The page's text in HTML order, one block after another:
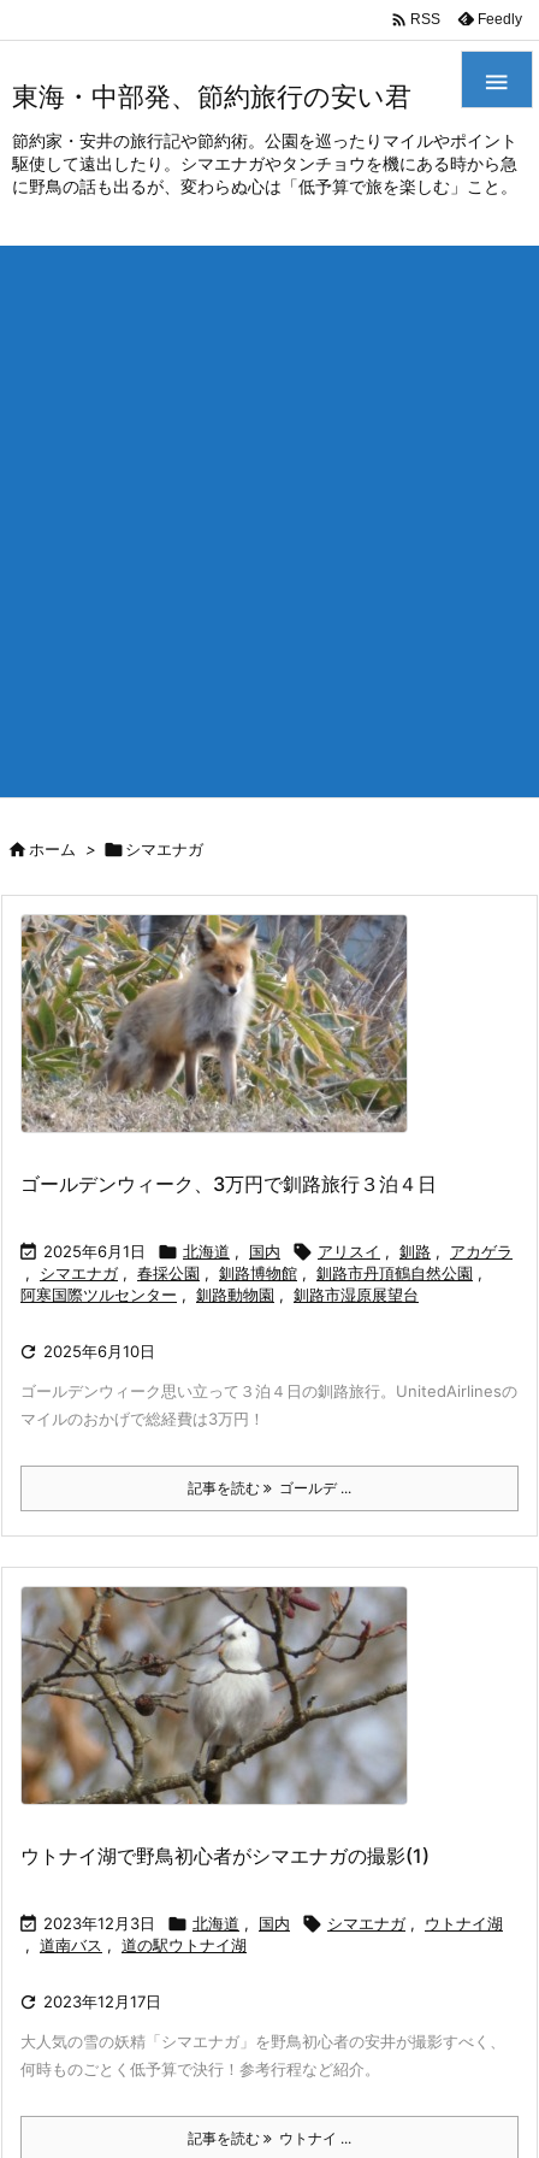
東海・中部発、節約旅行の安い君
節約家・安井の旅行記や節約術。公園を巡ったりマイルやポイント
駆使して遠出したり。シマエナガやタンチョウを機にある時から急
に野鳥の話も出るが、変わらぬ心は「低予算で旅を楽しむ」こと。

 RSS Feedly
ホーム > シマエナガ
ゴールデンウィーク、3万円で釧路旅行３泊４日
 2025年6月1日  北海道 , 国内  アリスイ , 釧路 ,
アカゲラ
,
シマエナガ , 春採公園 , 釧路博物館 , 釧路市丹頂鶴自然公園 ,
阿寒国際ツルセンター , 釧路動物園 , 釧路市湿原展望台
 2025年6月10日
ゴールデンウィーク思い立って３泊４日の釧路旅行。UnitedAirlinesの
マイルのおかげで総経費は3万円！
記事を読む ゴールデ ...
ウトナイ湖で野鳥初心者がシマエナガの撮影(1)
 2023年12月3日  北海道 , 国内  シマエナガ ,
ウトナイ湖
, 道南バス , 道の駅ウトナイ湖
 2023年12月17日
大人気の雪の妖精「シマエナガ」を野鳥初心者の安井が撮影すべく、
何時ものごとく低予算で決行！参考行程など紹介。
記事を読む ウトナイ ...